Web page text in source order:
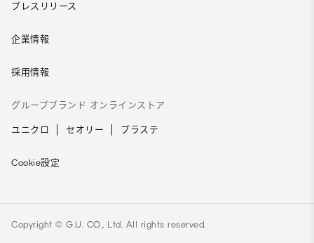
プレスリリース
企業情報
採用情報
グループブランド オンラインストア
ユニクロ セオリー プラステ
Cookie設定
Copyright © G.U. CO., Ltd. All rights reserved.